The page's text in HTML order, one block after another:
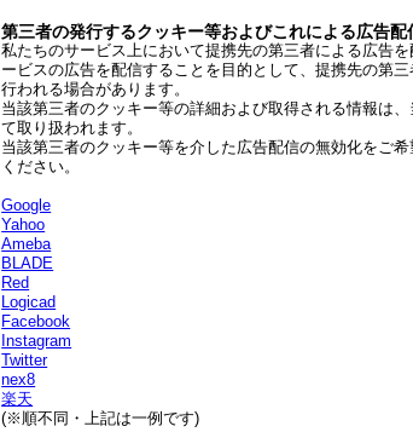
第三者の発行するクッキー等およびこれによる広告配
私たちのサービス上において提携先の第三者による広告
ービスの広告を配信することを目的として、提携先の第
行われる場合があります。
当該第三者のクッキー等の詳細および取得される情報は
て取り扱われます。
当該第三者のクッキー等を介した広告配信の無効化をご
ください。
Google
Yahoo
Ameba
BLADE
Red
Logicad
Facebook
Instagram
Twitter
nex8
楽天
(※順不同・上記は一例です)